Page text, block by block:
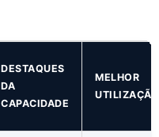
DESTAQUES
DA
CAPACIDADE
MELHOR
UTILIZAÇÃO